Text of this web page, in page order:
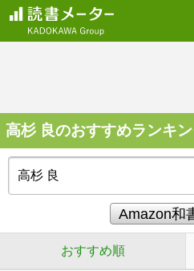
高杉 良のおすすめランキ
おすすめ順